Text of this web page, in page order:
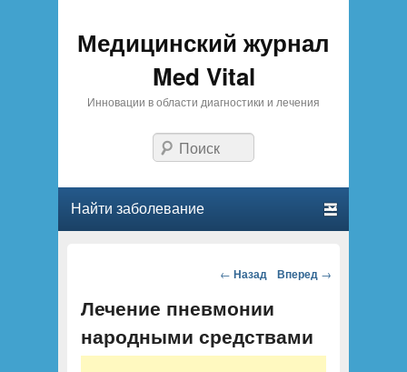
Медицинский журнал
Med Vital
Инновации в области диагностики и лечения
Поиск
Главное меню
Перейти к основному содержанию
Перейти к дополнительному содержимому
Навигация по
← Назад Вперед →
Лечение пневмонии
народными средствами
предлагают
за 11 класс